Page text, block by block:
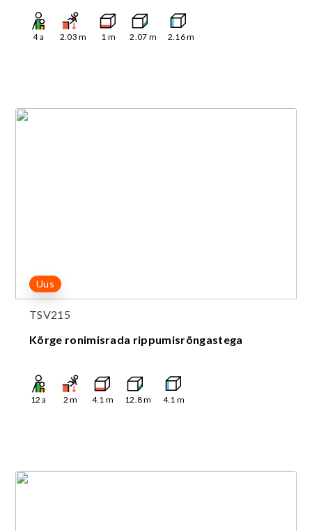
4a 2.03 m 1 m 2.07 m 2.16m
Uus
TSV215
Kõrge ronimisrada rippumisrõngastega
12 a 2 m 4.1 m 12.8m 4.1 m